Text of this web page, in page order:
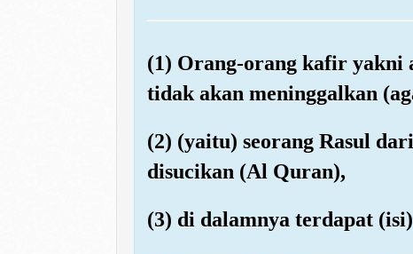
(1) Orang-orang kafir yakni
tidak akan meninggalkan
(2) (yaitu) seorang Rasul
disucikan (Al Quran),
(3) di dalamnya terdapat